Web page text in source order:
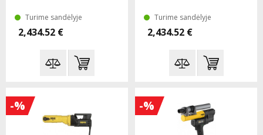
Turime sandėlyje
2,434.52 €
Turime sandėlyje
2,434.52 €
-% -%